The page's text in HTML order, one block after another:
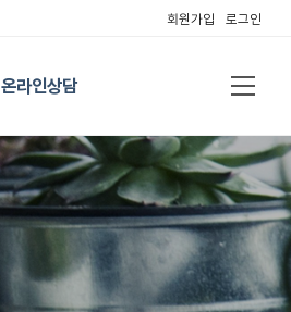
회원가입 로그인
온라인상담